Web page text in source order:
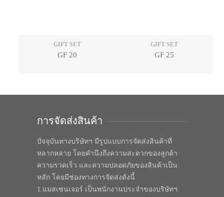
GIFT SET
GF 20
GIFT SET
GF 25
การจัดส่งสินค้า
ปัจจุบันทางบริษัทฯ มีรูปแบบการจัดส่งสินค้าที่
หลากหลาย โดยคำนึงถึงความสะดวกของลูกค้า
ความรวดเร็ว และความปลอดภัยของสินค้าเป็น
หลัก โดยมีช่องทางการจัดส่งดังนี้
1.แมสเซนเจอร์ เป็นพนักงานประจำของบริษัทฯ